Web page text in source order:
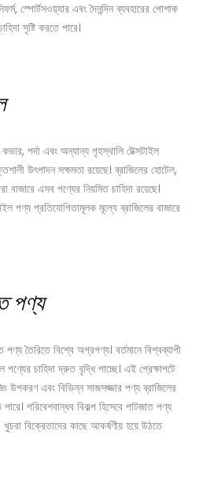
স্পোর্টসওয়্যার এবং দৈনন্দিন ব্যবহারের পোশাক
সৃষ্টি করতে পারে।
পর্দা এবং অন্যান্য গৃহস্থালি টেক্সটাইল
উৎপাদন সক্ষমতা রয়েছে। ব্রাজিলের হোটেল,
এসব পণ্যের নিয়মিত চাহিদা রয়েছে।
পণ্য প্রতিযোগিতামূলক মূল্যে ব্রাজিলের বাজারে
পণ্য
তৈরিতে বিশ্বে অগ্রগণ্য। বর্তমানে বিশ্বব্যাপী
চাহিদা দ্রুত বৃদ্ধি পাচ্ছে। এই প্রেক্ষাপটে
উপকরণ এবং বিভিন্ন সাজসজ্জার পণ্য ব্রাজিলের
পরিবেশবান্ধব বিকল্প হিসেবে পাটজাত পণ্য
খুচরা বিক্রেতাদের কাছে আকর্ষণীয় হয়ে উঠতে